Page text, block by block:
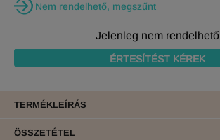
Nem rendelhető, megszűnt
Jelenleg nem rendelhető
ÉRTESÍTÉST KÉREK
TERMÉKLEÍRÁS
ÖSSZETÉTEL